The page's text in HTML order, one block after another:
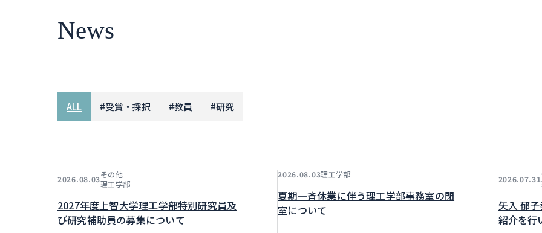
News
ALL #受賞・採択 #教員 #研究
2026.08.03その他
理工学部
2027年度上智大学理工学部特別研究員及
び研究補助員の募集について
2026.08.03理工学部
夏期一斉休業に伴う理工学部事務室の閉
室について
2026.07.31
矢入 郁
紹介を行